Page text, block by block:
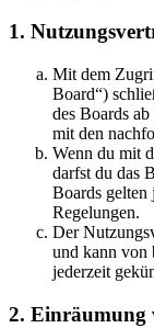
1.
Mit dem
Board“)
des Boards
mit den
Wenn du mit
darfst du das
Boards gelten
Regelungen.
Der
und kann von
jederzeit
2. Einräumung